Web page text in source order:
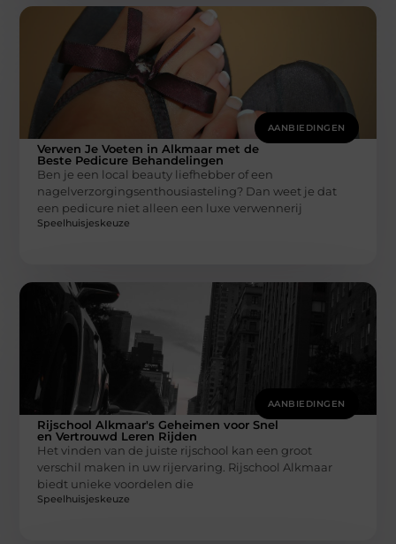
AANBIEDINGEN
Verwen Je Voeten in Alkmaar met de
Beste Pedicure Behandelingen
Ben je een local beauty liefhebber of een
nagelverzorgingsenthousiasteling? Dan weet je dat
een pedicure niet alleen een luxe verwennerij
Speelhuisjeskeuze
AANBIEDINGEN
Rijschool Alkmaar's Geheimen voor Snel
en Vertrouwd Leren Rijden
Het vinden van de juiste rijschool kan een groot
verschil maken in uw rijervaring. Rijschool Alkmaar
biedt unieke voordelen die
Speelhuisjeskeuze